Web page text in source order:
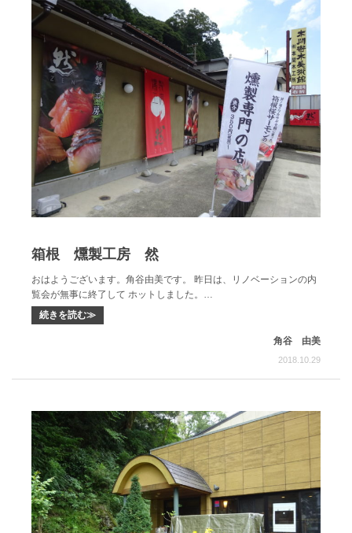
箱根 燻製工房 然
おはようございます。角谷由美です。 昨日は、リノベーションの内
覧会が無事に終了して ホットしました。…
続きを読む≫
角谷 由美
2018.10.29